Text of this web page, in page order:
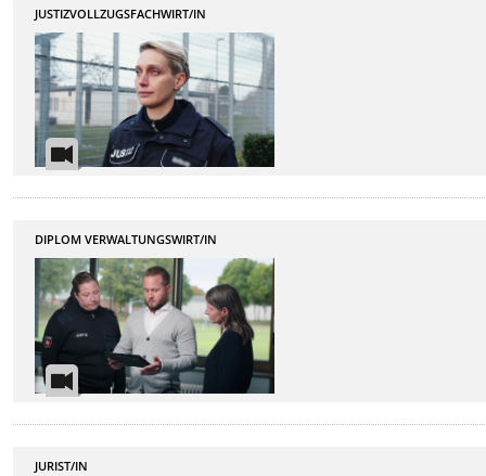
JUSTIZVOLLZUGSFACHWIRT/IN
DIPLOM VERWALTUNGSWIRT/IN
JURIST/IN